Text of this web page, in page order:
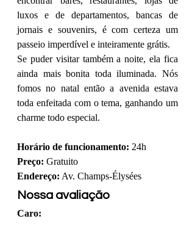
luxos e de departamentos, bancas de
jornais e souvenirs, é com certeza um
passeio imperdível e inteiramente grátis.
Se puder visitar também a noite, ela fica
ainda mais bonita toda iluminada. Nós
fomos no natal então a avenida estava
toda enfeitada com o tema, ganhando um
charme todo especial.
Horário de funcionamento: 24h
Preço: Gratuito
Endereço: Av. Champs-Élysées
Nossa avaliação
Caro: